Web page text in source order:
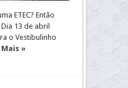
ETEC? Então
13 de abril
o Vestibulinho
»